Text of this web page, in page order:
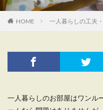
HOME 一人暮らしの工夫
一人暮らしのお部屋はワンル